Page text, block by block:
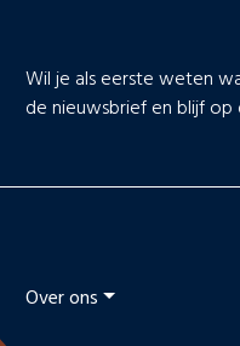
Wil je als eerste weten
de nieuwsbrief en blijf
Over ons